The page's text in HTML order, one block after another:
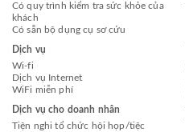
Có quy trình kiểm tra sức khỏe của
khách
Có sẵn bộ dụng cụ sơ cứu
Dịch vụ
Wi-fi
Dịch vụ Internet
WiFi miễn phí
Dịch vụ cho doanh nhân
Tiện nghi tổ chức hội họp/tiệc